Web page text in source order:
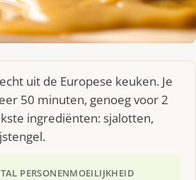
uit de Europese keuken. Je
50 minuten, genoeg voor 2
ingrediënten: sjalotten,
PERSONENMOEILIJKHEID